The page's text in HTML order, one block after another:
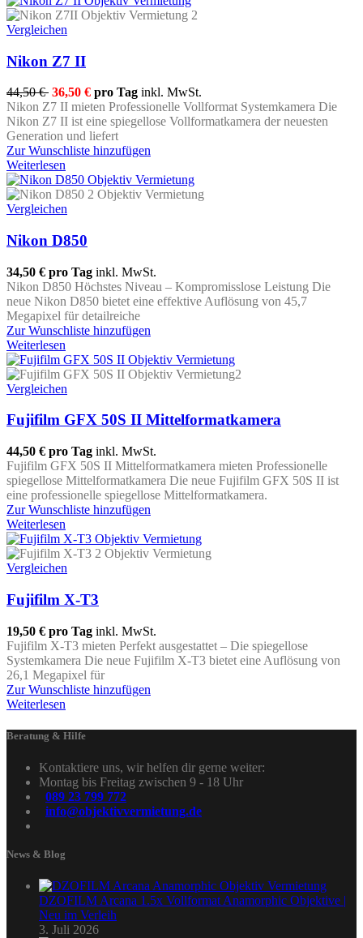
Vergleichen
Nikon Z7 II
44,50 € 36,50 € pro Tag inkl. MwSt.
Nikon Z7 II mieten Professionelle Vollformat Systemkamera Die
Nikon Z7 II ist eine spiegellose Vollformatkamera der neuesten
Generation und liefert
Zur Wunschliste hinzufügen
Weiterlesen
Vergleichen
Nikon D850
34,50 € pro Tag inkl. MwSt.
Nikon D850 Höchstes Niveau – Kompromisslose Leistung Die
neue Nikon D850 bietet eine effektive Auflösung von 45,7
Megapixel für detailreiche
Zur Wunschliste hinzufügen
Weiterlesen
Vergleichen
Fujifilm GFX 50S II Mittelformatkamera
44,50 € pro Tag inkl. MwSt.
Fujifilm GFX 50S II Mittelformatkamera mieten Professionelle
spiegellose Mittelformatkamera Die neue Fujifilm GFX 50S II ist
eine professionelle spiegellose Mittelformatkamera.
Zur Wunschliste hinzufügen
Weiterlesen
Vergleichen
Fujifilm X-T3
19,50 € pro Tag inkl. MwSt.
Fujifilm X-T3 mieten Perfekt ausgestattet – Die spiegellose
Systemkamera Die neue Fujifilm X-T3 bietet eine Auflösung von
26,1 Megapixel für
Zur Wunschliste hinzufügen
Weiterlesen
Beratung & Hilfe
Kontaktiere uns, wir helfen dir gerne weiter:
Montag bis Freitag zwischen 9 - 18 Uhr
089 23 799 772
info@objektivvermietung.de
News & Blog
DZOFILM Arcana 1.5x Vollformat Anamorphic Objektive |
Neu im Verleih
3. Juli 2026